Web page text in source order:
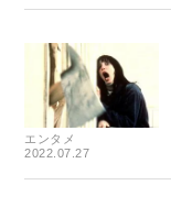
エンタメ
2022.07.27